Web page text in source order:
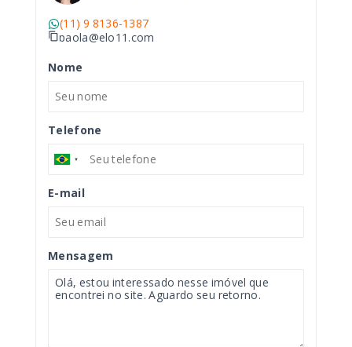
(11) 9 8136-1387
paola@elo11.com
Nome
Telefone
E-mail
Mensagem